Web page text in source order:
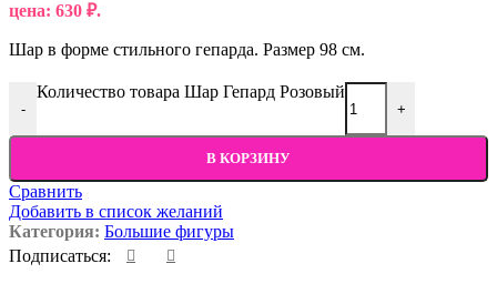
цена: 630 ₽.
Шар в форме стильного гепарда. Размер 98 см.
-
Количество товара Шар Гепард Розовый
+
В КОРЗИНУ
Сравнить
Добавить в список желаний
Категория: Большие фигуры
Подписаться: